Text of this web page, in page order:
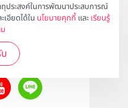
ประสงค์ในการพัฒนาประสบการณ์
อียดได้ใน นโยบายคุกกี้ และ เรียนรู้
ได้ที่